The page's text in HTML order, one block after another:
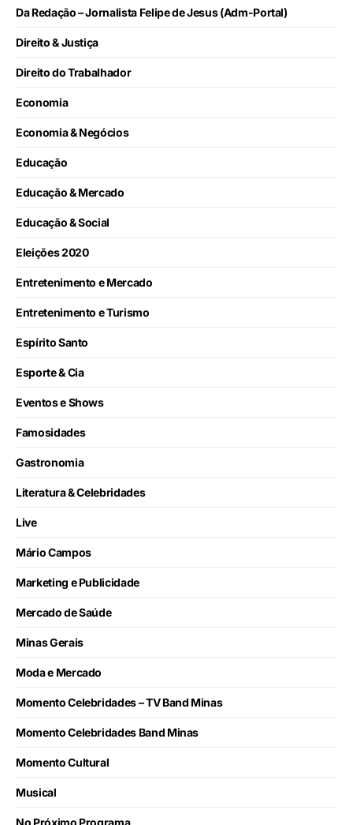
Da Redação – Jornalista Felipe de Jesus (Adm-Portal)
Direito & Justiça
Direito do Trabalhador
Economia
Economia & Negócios
Educação
Educação & Mercado
Educação & Social
Eleições 2020
Entretenimento e Mercado
Entretenimento e Turismo
Espírito Santo
Esporte & Cia
Eventos e Shows
Famosidades
Gastronomia
Literatura & Celebridades
Live
Mário Campos
Marketing e Publicidade
Mercado de Saúde
Minas Gerais
Moda e Mercado
Momento Celebridades – TV Band Minas
Momento Celebridades Band Minas
Momento Cultural
Musical
No Próximo Programa